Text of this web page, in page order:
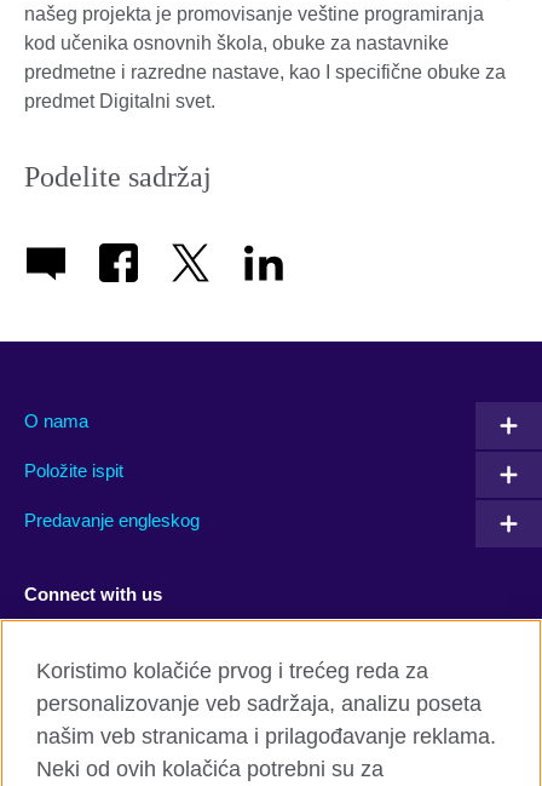
našeg projekta je promovisanje veštine programiranja
kod učenika osnovnih škola, obuke za nastavnike
predmetne i razredne nastave, kao I specifične obuke za
predmet Digitalni svet.
Podelite sadržaj
O nama
Položite ispit
Predavanje engleskog
Connect with us
YouTube Flickr
TikTok
Koristimo kolačiće prvog i trećeg reda za
personalizovanje veb sadržaja, analizu poseta
našim veb stranicama i prilagođavanje reklama.
Neki od ovih kolačića potrebni su za